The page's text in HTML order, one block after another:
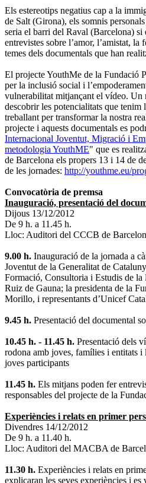
Els estereotips negatius cap a la
de Salt (Girona), els somnis
seria el barri del Raval (Barcelona) si
entrevistes sobre l’amor, l’amistat, la
temes dels documentals que han
El projecte YouthMe de la Fundació
per la inclusió social i
vulnerabilitat mitjançant el vídeo. Un
descobrir les potencialitats que tenim
treballant per transformar la nostra
projecte i aquests documentals es
Internacional Joventut, Migració i
metodologia YouthME" que es
de Barcelona els propers 13 i 14 de
de les jornades: http://youthme.eu/
Convocatòria de premsa
Inauguració, presentació del
Dijous 13/12/2012
De 9 h. a 11.45 h.
Lloc: Auditori del CCCB de
9.00 h. Inauguració de la jornada a
Joventut de la Generalitat de
Formació, Consultoria i Estudis de la
Ruiz de Gauna; la presidenta de la
Morillo, i representants d’Unicef
9.45 h. Presentació del documental
10.45 h. - 11.45 h. Presentació dels
rodona amb joves, famílies i entitats
joves participants
11.45 h. Els mitjans poden fer
responsables del projecte de la
Experiències i relats en primer
Divendres 14/12/2012
De 9 h. a 11.40 h.
Lloc: Auditori del MACBA de
11.30 h. Experiències i relats en
explicaran les seves experiències i es